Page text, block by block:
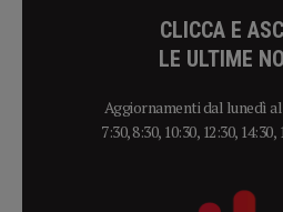
CLICCA E
LE ULTIME
Aggiornamenti dal lunedì
7:30, 8:30, 10:30, 12:30, 14:30,